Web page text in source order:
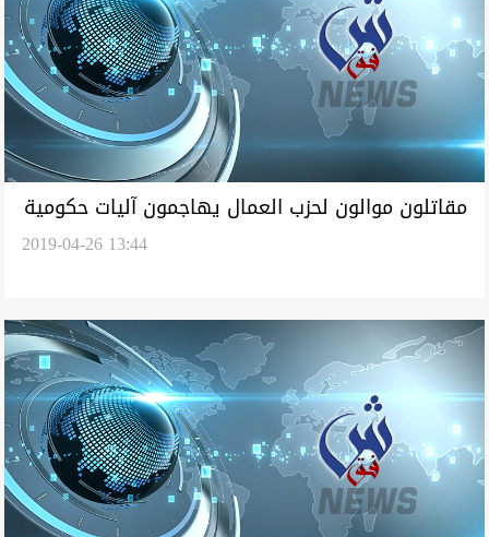
مقاتلون موالون لحزب العمال يهاجمون آليات حكومية
2019-04-26 13:44